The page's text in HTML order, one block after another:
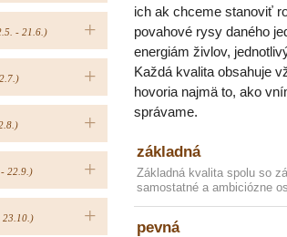
+
- 21.6.)
+
+
+
22.9.)
+
23.10.)
ich ak chceme stanoviť
povahové rysy daného
energiám živlov,
Každá kvalita obsahuje
hovoria najmä to, ako
správame.
základná
Základná kvalita spolu so
samostatné a ambiciózne
pevná